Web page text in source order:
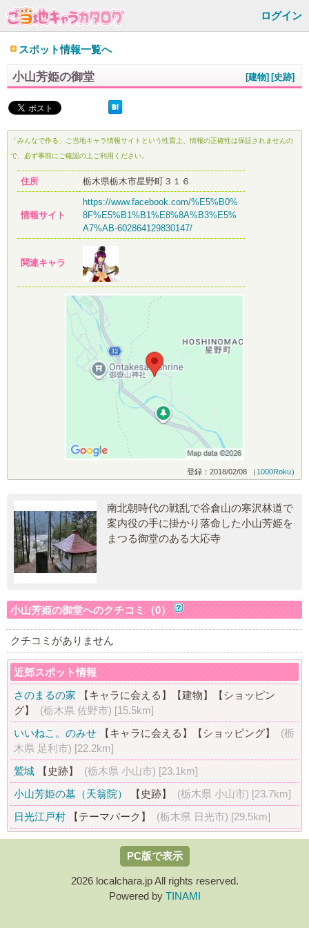
ログイン
スポット情報一覧へ
小山芳姫の御堂 [史跡]
[建物]
「みんなで作る」ご当地キャラ情報サイトという性質上、情報の正確性は保証されませんの
で、必ず事前にご確認の上ご利用ください。
住所 栃木県栃木市星野町３１６
情報サイト
https://www.facebook.com/%E5%B0%
8F%E5%B1%B1%E8%8A%B3%E5%
A7%AB-602864129830147/
関連キャラ
登録：2018/02/08 （ 1000Roku）
南北朝時代の戦乱で谷倉山の寒沢林道で
案内役の手に掛かり落命した小山芳姫を
まつる御堂のある大応寺
小山芳姫の御堂へのクチコミ（0）
クチコミがありません
近郊スポット情報
さのまるの家
【キャラに会える】 【建物】
【ショッピン
グ】
(栃木県 佐野市) [15.5km]
いいねこ。のみせ
【キャラに会える】 【ショッピング】
(栃
木県 足利市) [22.2km]
鷲城
【史跡】 (栃木県 小山市) [23.1km]
小山芳姫の墓（天翁院）
【史跡】 (栃木県 小山市) [23.7km]
日光江戸村
【テーマパーク】 (栃木県 日光市) [29.5km]
PC版で表示
2026 localchara.jp All rights reserved.
Powered by TINAMI